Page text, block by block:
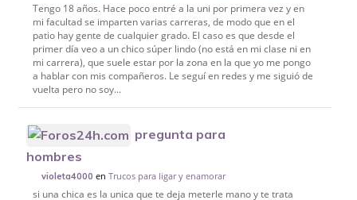
Tengo 18 años. Hace poco entré a la uni por primera vez y en
mi facultad se imparten varias carreras, de modo que en el
patio hay gente de cualquier grado. El caso es que desde el
primer día veo a un chico súper lindo (no está en mi clase ni en
mi carrera), que suele estar por la zona en la que yo me pongo
a hablar con mis compañeros. Le seguí en redes y me siguió de
vuelta pero no soy...
pregunta para
hombres
violeta4000 enTrucos para ligar y enamorar
si una chica es la unica que te deja meterle mano y te trata